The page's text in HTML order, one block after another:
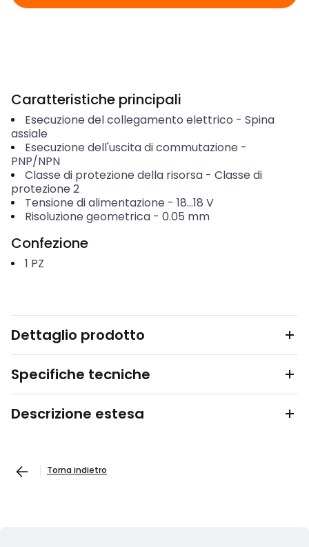
Caratteristiche principali
Esecuzione del collegamento elettrico - Spina
assiale
Esecuzione dell'uscita di commutazione -
PNP/NPN
Classe di protezione della risorsa- Classe di
protezione 2
Tensione di alimentazione - 18...18 V
Risoluzione geometrica- 0.05 mm
Confezione
1 PZ
Dettaglio prodotto
Specifiche tecniche
Descrizione estesa
Torna indietro